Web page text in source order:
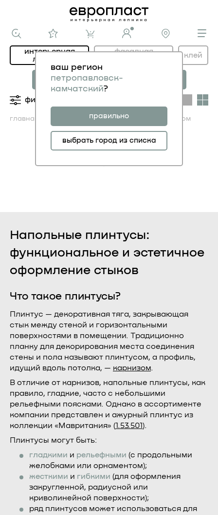
ваш регион
петропавловск-
камчатский?
правильно
выбрать город из списка
главная каталог ИНТЕРЬЕР плинтусы перфом
интерьерная
лепнина
фасадная
клей
новая коллекция
МОДЕРНИСТИК
фильтры
Напольные плинтусы:
функциональное и эстетичное
оформление стыков
Что такое плинтусы?
Плинтус — декоративная тяга, закрывающая
стык между стеной и горизонтальными
поверхностями в помещении. Традиционно
планку для декорирования места соединения
стены и пола называют плинтусом, а профиль,
идущий вдоль потолка, — карнизом.
В отличие от карнизов, напольные плинтусы, как
правило, гладкие, часто с небольшими
рельефными поясками. Однако в ассортименте
компании представлен и ажурный плинтус из
коллекции «Мавритания» (1.53.501).
Плинтусы могут быть:
гладкими и рельефными (с продольными
желобками или орнаментом);
жесткими и гибкими (для оформления
закругленной, радиусной или
криволинейной поверхности);
ряд плинтусов может использоваться для